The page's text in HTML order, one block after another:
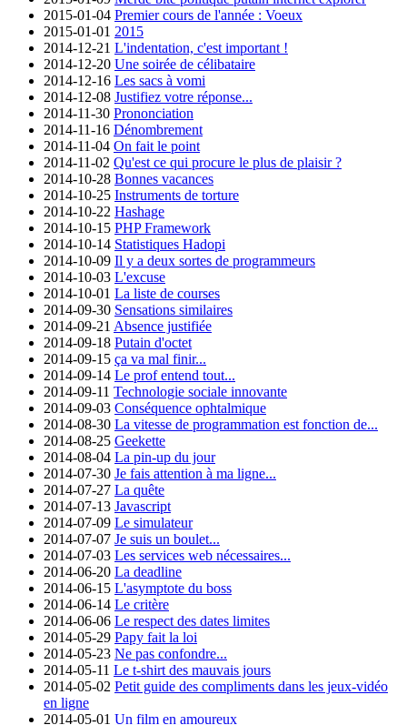
2015-01-04 Premier cours de l'année : Voeux
2015-01-01 2015
2014-12-21 L'indentation, c'est important !
2014-12-20 Une soirée de célibataire
2014-12-16 Les sacs à vomi
2014-12-08 Justifiez votre réponse...
2014-11-30 Prononciation
2014-11-16 Dénombrement
2014-11-04 On fait le point
2014-11-02 Qu'est ce qui procure le plus de plaisir ?
2014-10-28 Bonnes vacances
2014-10-25 Instruments de torture
2014-10-22 Hashage
2014-10-15 PHP Framework
2014-10-14 Statistiques Hadopi
2014-10-09 Il y a deux sortes de programmeurs
2014-10-03 L'excuse
2014-10-01 La liste de courses
2014-09-30 Sensations similaires
2014-09-21 Absence justifiée
2014-09-18 Putain d'octet
2014-09-15 ça va mal finir...
2014-09-14 Le prof entend tout...
2014-09-11 Technologie sociale innovante
2014-09-03 Conséquence ophtalmique
2014-08-30 La vitesse de programmation est fonction de...
2014-08-25 Geekette
2014-08-04 La pin-up du jour
2014-07-30 Je fais attention à ma ligne...
2014-07-27 La quête
2014-07-13 Javascript
2014-07-09 Le simulateur
2014-07-07 Je suis un boulet...
2014-07-03 Les services web nécessaires...
2014-06-20 La deadline
2014-06-15 L'asymptote du boss
2014-06-14 Le critère
2014-06-06 Le respect des dates limites
2014-05-29 Papy fait la loi
2014-05-23 Ne pas confondre...
2014-05-11 Le t-shirt des mauvais jours
2014-05-02 Petit guide des compliments dans les jeux-vidéo
en ligne
2014-05-01 Un film en amoureux